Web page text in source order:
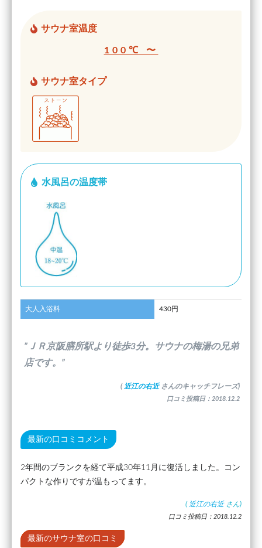
サウナ室温度
100℃ 〜
サウナ室タイプ
水風呂の温度帯
大人入浴料 430円
”ＪＲ京阪膳所駅より徒歩3分。サウナの梅湯の兄弟
店です。”
( 近江の右近 さんのキャッチフレーズ)
口コミ投稿日：2018.12.2
最新の口コミコメント
2年間のブランクを経て平成30年11月に復活しました。コン
パクトな作りですが温もってます。
( 近江の右近 さん)
口コミ投稿日：2018.12.2
最新のサウナ室の口コミ